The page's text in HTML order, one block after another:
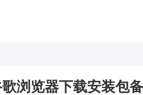
浏览器下载安装包